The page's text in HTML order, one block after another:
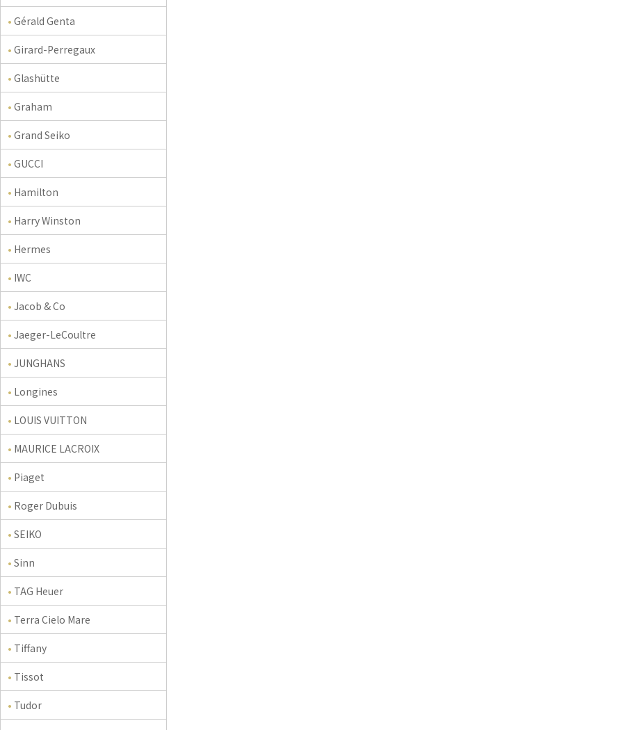
Gérald Genta
Girard-Perregaux
Glashütte
Graham
Grand Seiko
GUCCI
Hamilton
Harry Winston
Hermes
IWC
Jacob & Co
Jaeger-LeCoultre
JUNGHANS
Longines
LOUIS VUITTON
MAURICE LACROIX
Piaget
Roger Dubuis
SEIKO
Sinn
TAG Heuer
Terra Cielo Mare
Tiffany
Tissot
Tudor